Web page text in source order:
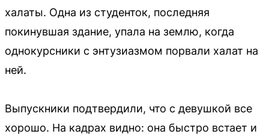
халаты. Одна из студенток, последняя
покинувшая здание, упала на землю, когда
однокурсники с энтузиазмом порвали халат на
ней.
Выпускники подтвердили, что с девушкой все
хорошо. На кадрах видно: она быстро встает и